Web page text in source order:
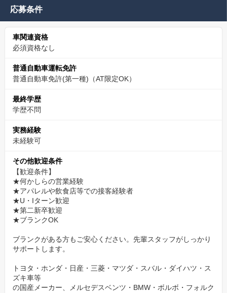
応募条件
車関連資格
必須資格なし
普通自動車運転免許
普通自動車免許(第一種)（AT限定OK）
最終学歴
学歴不問
実務経験
未経験可
その他歓迎条件
【歓迎条件】
★何かしらの営業経験
★アパレルや飲食店等での接客経験者
★U・Iターン歓迎
★第二新卒歓迎
★ブランクOK
ブランクがある方もご安心ください。先輩スタッフがしっかり
サポートします。
トヨタ・ホンダ・日産・三菱・マツダ・スバル・ダイハツ・ス
ズキ車等
の国産メーカー、メルセデスベンツ・BMW・ボルボ・フォルク